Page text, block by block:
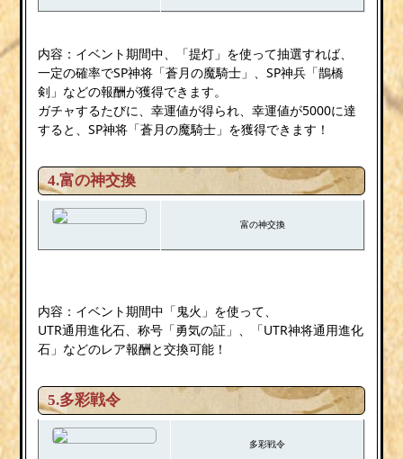
内容：イベント期間中、「提灯」を使って抽選すれば、
一定の確率でSP神将「蒼月の魔騎士」、SP神兵「鵲橋
剣」などの報酬が獲得できます。
ガチャするたびに、幸運値が得られ、幸運値が5000に達
すると、SP神将「蒼月の魔騎士」を獲得できます！
4.富の神交換
富の神交換
内容：イベント期間中「鬼火」を使って、
UTR通用進化石、称号「勇気の証」、「UTR神将通用進化
石」などのレア報酬と交換可能！
5.多彩戦令
多彩戦令